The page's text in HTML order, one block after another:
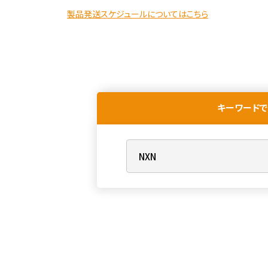
製品発送スケジュールについてはこちら
キーワード